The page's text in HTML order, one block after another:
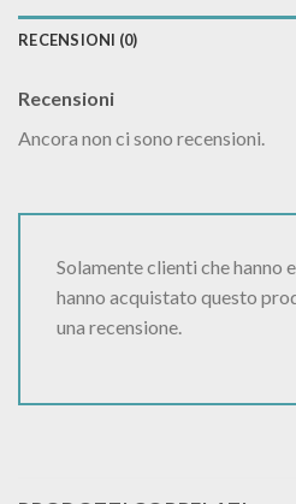
RECENSIONI (0)
Recensioni
Ancora non ci sono recensioni.
Solamente clienti che hanno
hanno acquistato questo
una recensione.